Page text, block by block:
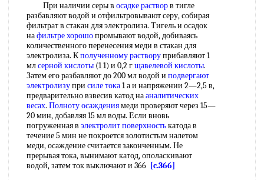
При наличии серы в осадке растворв тигле
разбавляют водой и отфильтровывают серу, собирая
фильтрат в стакан для электролиза. Тигель и осадок
нафильтре хорошопромывают водой, добиваясь
количественного перенесения меди в стакан для
электролиза. Кполученному растворуприбавляют 1
млсерной кислоты (1 1) и 0,2 гщавелевой кислоты.
Затем его разбавляют до 200 мл водой и подвергают
электролизупри силе тока1 а и напряжении 2—2,5 в,
предварительно взвесив катод нааналитических
весах. Полноту осаждениямеди проверяют через 15—
20 мин, добавляя 15 мл воды. Если вновь
погруженная в электролит поверхностькатода в
течение 5 мин не покроется золотистым налетом
меди, осаждение считается законченным. Не
прерывая тока, вынимают катод, ополаскивают
водой, затем ток выключают и 366 [c.366]